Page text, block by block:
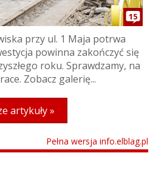
15
przy ul. 1 Maja potrwa
powinna zakończyć się
roku. Sprawdzamy, na
Zobacz galerię...
artykuły »
Pełna wersja info.elblag.pl